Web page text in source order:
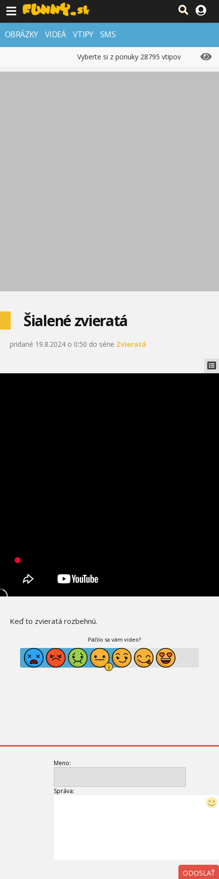
OBRÁZKY VIDEÁ VTIPY SMS
Vyberte si z ponuky 28795 vtipov
Šialené zvieratá
pridané 19.8.2024 o 0:50 do série Zvieratá
Keď to zvieratá rozbehnú.
Páčilo sa vám video?
Meno:
Správa:
ODOSLAŤ